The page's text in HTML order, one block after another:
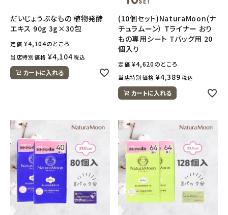
だいじょうぶなもの 植物発酵
エキス 90g 3g×30包
定価 ¥4,104のところ
当店特別価格 ¥4,104 税込
カートに入れる
(10個セット)NaturaMoon(ナ
チュラムーン） Tライナー おり
もの専用シート Tバッグ用 20
個入り
定価 ¥4,620のところ
当店特別価格 ¥4,389 税込
カートに入れる